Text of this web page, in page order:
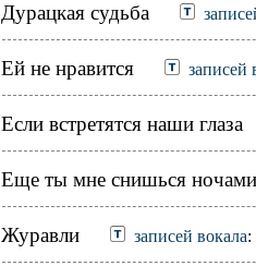
Дурацкая судьба
Ей не нравится записей
Если встретятся наши глаза
Еще ты мне снишься ночами
Журавли записей вокала: